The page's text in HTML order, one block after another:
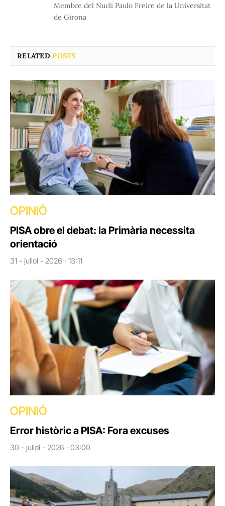
Membre del Nucli Paulo Freire de la Universitat
de Girona
RELATEDPOSTS
OPINIÓ
PISA obre el debat: la Primària necessita
orientació
31 - juliol - 2026 · 13:11
OPINIÓ
Error històric a PISA: Fora excuses
30 - juliol - 2026 · 03:00